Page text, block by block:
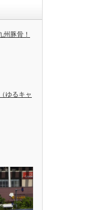
州豚骨！
ゆるキャ